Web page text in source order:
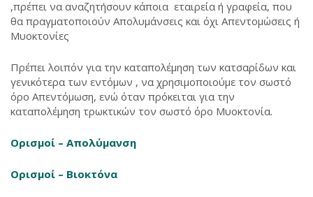
,πρέπει να αναζητήσουν κάποια εταιρεία ή γραφεία, που
θα πραγματοποιούν Απολυμάνσεις και όχι Απεντομώσεις ή
Μυοκτονίες
Πρέπει λοιπόν για την καταπολέμηση των κατσαρίδων και
γενικότερα των εντόμων , να χρησιμοποιούμε τον σωστό
όρο Απεντόμωση, ενώ όταν πρόκειται για την
καταπολέμηση τρωκτικών τον σωστό όρο Μυοκτονία.
Ορισμοί – Απολύμανση
Ορισμοί – Βιοκτόνα